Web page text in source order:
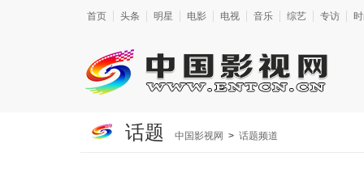
首页 头条 明星 电影 电视 音乐 综艺 专访
话题 中国影视网 > 话题频道